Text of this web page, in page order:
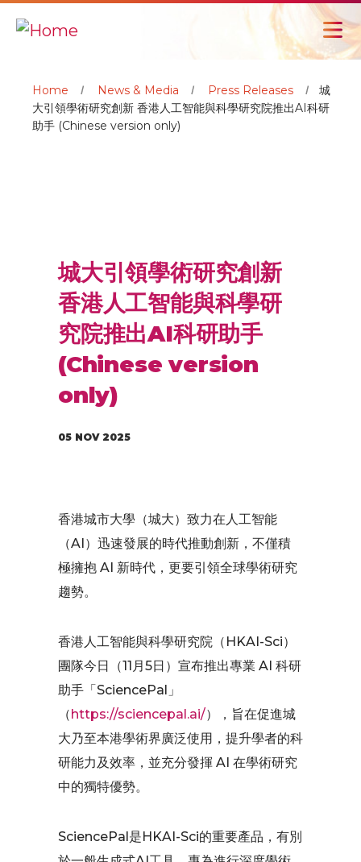
Home News & Media Press Releases
城
大引領學術研究創新 香港人工智能與科學研究院推出AI科研
助手 (Chinese version only)
城大引領學術研究創新
香港人工智能與科學研
究院推出AI科研助手
(Chinese version
only)
05 NOV 2025
香港城市大學（城大）致力在人工智能
（AI）迅速發展的時代推動創新，不僅積
極擁抱 AI 新時代，更要引領全球學術研究
趨勢。
香港人工智能與科學研究院（HKAI-Sci）
團隊今日（11月5日）宣布推出專業 AI 科研
助手「SciencePal」
（https://sciencepal.ai/），旨在促進城
大乃至本港學術界廣泛使用，提升學者的科
研能力及效率，並充分發揮 AI 在學術研究
中的獨特優勢。
SciencePal是HKAI-Sci的重要產品，有別